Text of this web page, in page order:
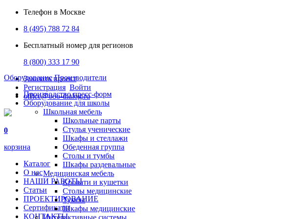
Телефон в Москве
8 (495) 788 72 84
Бесплатный номер для регионов
8 (800) 333 17 90
Заказать проект
Регистрация Войти
office@ooo-dialog.ru
0
корзина
Каталог
О нас
НАШИ РАБОТЫ
Статьи
ПРОЕКТИРОВАНИЕ
Сертификаты
КОНТАКТЫ
Оборудование Производители
Производство пресс-форм
Оборудование для школы
Школьная мебель
Школьные парты
Стулья ученические
Шкафы и стеллажи
Обеденная группа
Столы и тумбы
Шкафы раздевальные
Медицинская мебель
Кровати и кушетки
Столы медицинские
Тумбы
Шкафы медицинские
Интерактивные системы